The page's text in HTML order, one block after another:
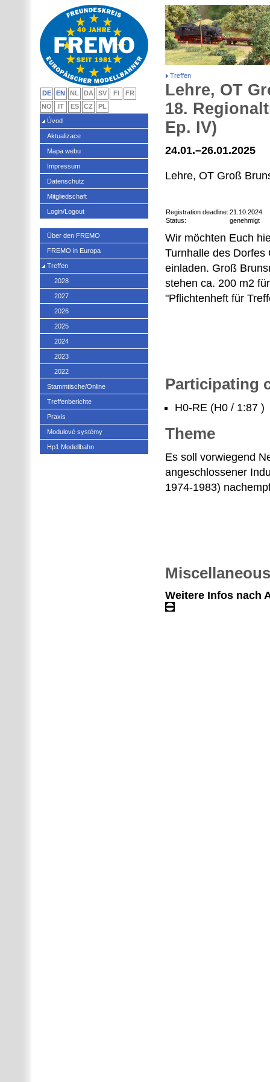
Treffen
Lehre, OT
18.
Ep. IV)
24.01.–26.01.2025
Lehre, OT Groß
Registration deadline: 21.10.2024
Status:
genehmigt
Wir möchten Euch
Turnhalle des
einladen. Groß
stehen ca. 200 m2
"Pflichtenheft für
Participating
H0-RE (H0 / 1:87 )
Theme
Es soll vorwiegend
angeschlossener
1974-1983)
Miscellaneous
Weitere Infos nach
DE EN NL DA SV FI
FR
NO
IT ES CZ
PL
Úvod
Aktualizace
Mapa webu
Impressum
Datenschutz
Mitgliedschaft
Login/Logout
Über den FREMO
FREMO in Europa
Treffen
2028
2027
2026
2025
2024
2023
2022
Stammtische/Online
Treffenberichte
Praxis
Modulové systémy
Hp1 Modellbahn